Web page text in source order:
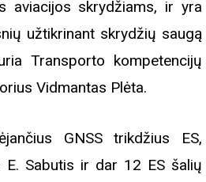
aviacijos skrydžiams, ir yra
užtikrinant skrydžių saugą
Transporto kompetencijų
Vidmantas Plėta.
GNSS trikdžius ES,
E. Sabutis ir dar 12 ES šalių